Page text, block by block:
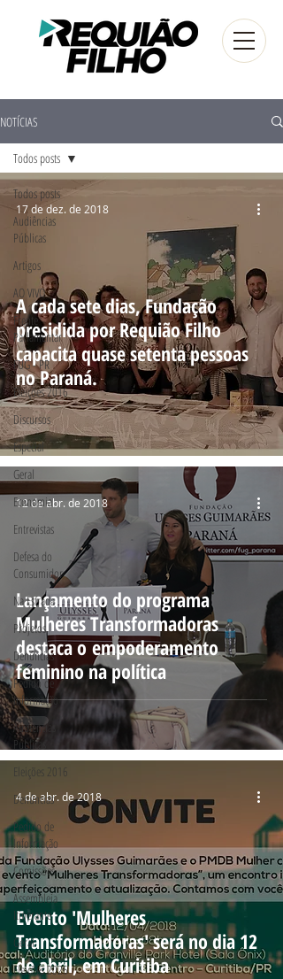
NOTÍCIAS
Todos posts
Audiências
Públicas
Artigos
AO VIVO
Frente
Parlamentar
FUG - PR
Eleições 2016
Discursos
Especial
Geral
Economia
Entrevistas
Defesa do
Consumidor
Na Estrada
Projetos
Denúncias
Pedido de
Informação
Audiências
Públicas
Eleições 2016
Denúncias
Pedido de
Informação
Comissões
Assembleia
Itinerante
Geral
Eleições 2026
Todos posts
A cada sete dias, Fundação
presidida por Requião Filho
capacita quase setenta pessoas
no Paraná.
17 de dez. de 2018
Lançamento do programa
Mulheres Transformadoras
destaca o empoderamento
feminino na política
12 de abr. de 2018
Evento 'Mulheres
Transformadoras' será no dia 12
de abril, em Curitiba
4 de abr. de 2018